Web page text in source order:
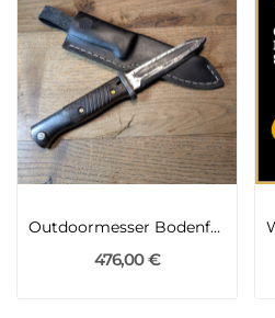
Outdoormesser Bodenfund-Bajonett K98 des 2WK
476,00 €